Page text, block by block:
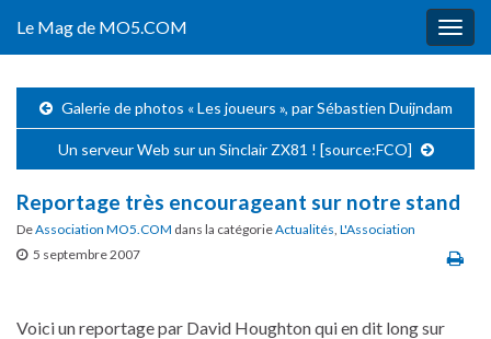
Le Mag de MO5.COM
Galerie de photos « Les joueurs », par Sébastien Duijndam
Un serveur Web sur un Sinclair ZX81 ! [source:FCO]
Reportage très encourageant sur notre stand
DeAssociation MO5.COM dans la catégorieActualités, L'Association
5 septembre 2007
Voici un reportage par David Houghton qui en dit long sur